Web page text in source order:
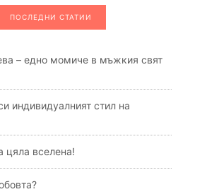
ПОСЛЕДНИ СТАТИИ
– едно момиче в мъжкия свят
индивидуалният стил на
вселена!